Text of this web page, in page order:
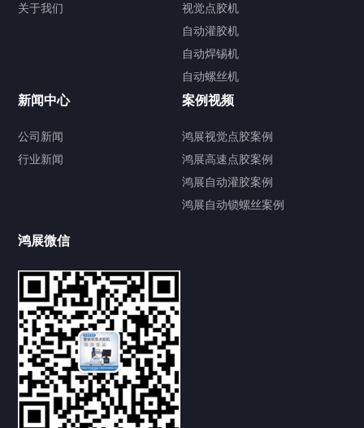
提交您的需求，获取产品资料与报价
亦可拨打我们的24小时服务咨询热线
185-7668-2958
关于我们
视觉点胶机
自动灌胶机
自动焊锡机
自动螺丝机
新闻中心
公司新闻
行业新闻
案例视频
鸿展视觉点胶案例
鸿展高速点胶案例
鸿展自动灌胶案例
鸿展自动锁螺丝案例
鸿展微信